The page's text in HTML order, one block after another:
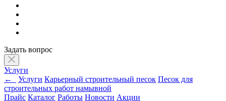
Задать вопрос
Услуги
←
Услуги Карьерный строительный песок Песок для
строительных работ намывной
Прайс Каталог Работы Новости Акции